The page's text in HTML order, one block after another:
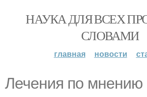
НАУКА ДЛЯ ВСЕХ
СЛОВАМИ
главная новости
Лечения по мнению